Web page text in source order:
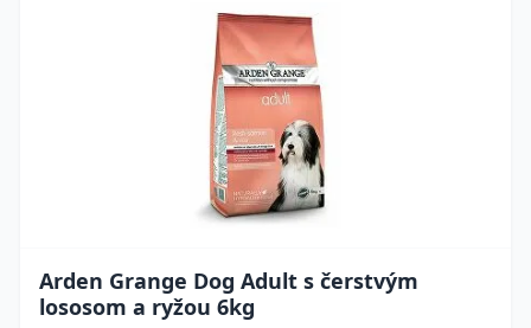
Arden Grange Dog Adult s čerstvým
lososom a ryžou 6kg